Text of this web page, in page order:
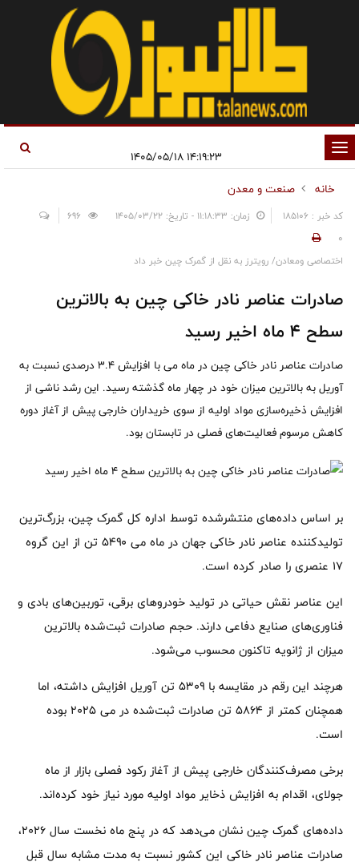
تغییر
وضعیت
ناوبری
خانه
صنعت و معدن
کد خبر : 185106 زمان: ۱۱:۱۸:۳۳ - تاریخ: ۱۴۰۵/۰۳/۲۲
0
اختصاصی ومعادن/ رویترز به نقل از گمرک چین خبر داد
صادرات عناصر نادر خاکی چین به بالاترین
سطح ۴ ماه اخیر رسید
صادرات عناصر نادر خاکی چین در ماه می با افزایش ۳.۴ درصدی نسبت به
آوریل به بالاترین میزان خود در چهار ماه گذشته رسید. این رشد ناشی از
افزایش ذخیره‌سازی مواد اولیه از سوی خریداران خارجی پیش از آغاز دوره
کاهش مرسوم فعالیت‌های فصلی در تابستان بود.
بر اساس داده‌های منتشرشده توسط اداره کل گمرک چین، بزرگ‌ترین
تولیدکننده عناصر نادر خاکی جهان در ماه می ۵۴۹۰ تن از این گروه
۱۷ عنصری را صادر کرده است.
این عناصر نقش حیاتی در تولید خودروهای برقی، توربین‌های بادی و
فناوری‌های صنایع دفاعی دارند. حجم صادرات ثبت‌شده بالاترین
میزان از ژانویه تاکنون محسوب می‌شود.
هرچند این رقم در مقایسه با ۵۳۰۹ تن آوریل افزایش داشته، اما
همچنان کمتر از ۵۸۶۴ تن صادرات ثبت‌شده در می ۲۰۲۵ بوده
است.
برخی مصرف‌کنندگان خارجی پیش از آغاز رکود فصلی بازار از ماه
جولای، اقدام به افزایش ذخایر مواد اولیه مورد نیاز خود کرده‌اند.
داده‌های گمرک چین نشان می‌دهد که در پنج ماه نخست سال ۲۰۲۶،
صادرات عناصر نادر خاکی این کشور نسبت به مدت مشابه سال قبل